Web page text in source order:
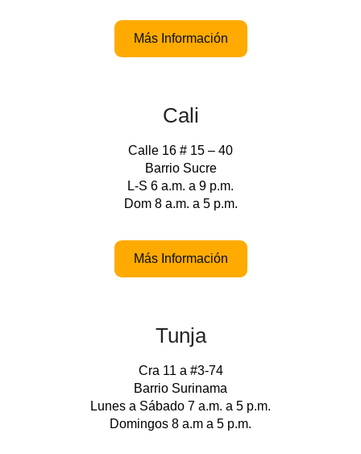
Más Información
Cali
Calle 16 # 15 – 40
Barrio Sucre
L-S 6 a.m. a 9 p.m.
Dom 8 a.m. a 5 p.m.
Más Información
Tunja
Cra 11 a #3-74
Barrio Surinama
Lunes a Sábado 7 a.m. a 5 p.m.
Domingos 8 a.m a 5 p.m.